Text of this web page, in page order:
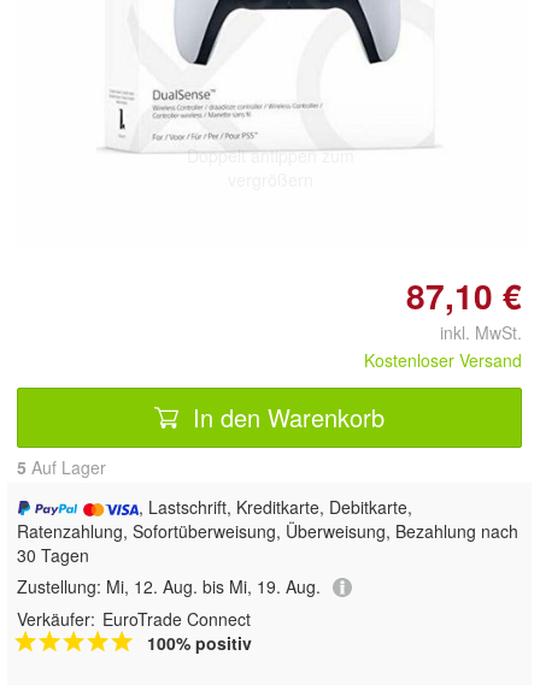
Doppelt antippen zum
87,10 €
inkl. MwSt.
Kostenloser Versand
In den Warenkorb
5 Auf Lager
, Lastschrift, Kreditkarte, Debitkarte,
Ratenzahlung, Sofortüberweisung, Überweisung, Bezahlung nach
30 Tagen
Zustellung: Mi, 12. Aug. bis Mi, 19. Aug.
Verkäufer: EuroTrade Connect
100% positiv